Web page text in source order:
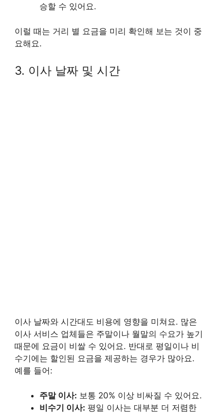
승할 수 있어요.
이럴 때는 거리 별 요금을 미리 확인해 보는 것이 중
요해요.
3. 이사 날짜 및 시간
이사 날짜와 시간대도 비용에 영향을 미쳐요. 많은
이사 서비스 업체들은 주말이나 월말의 수요가 높기
때문에 요금이 비쌀 수 있어요. 반대로 평일이나 비
수기에는 할인된 요금을 제공하는 경우가 많아요.
예를 들어:
주말 이사: 보통 20% 이상 비싸질 수 있어요.
비수기 이사: 평일 이사는 대부분 더 저렴한